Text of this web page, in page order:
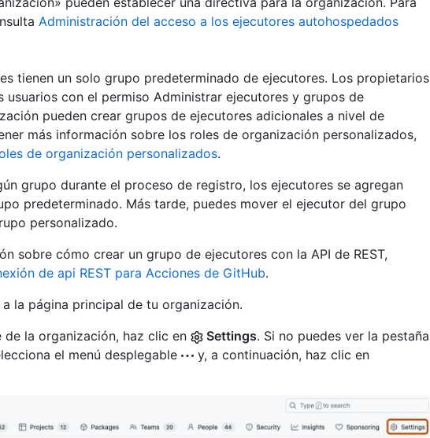
Administración del acceso a los ejecutores autohospedados
tienen un solo grupo predeterminado de ejecutores. Los propietarios
usuarios con el permiso Administrar ejecutores y grupos de
pueden crear grupos de ejecutores adicionales a nivel de
más información sobre los roles de organización personalizados,
de organización personalizados.
grupo durante el proceso de registro, los ejecutores se agregan
predeterminado. Más tarde, puedes mover el ejecutor del grupo
personalizado.
sobre cómo crear un grupo de ejecutores con la API de REST,
de api REST para Acciones de GitHub.
a la página principal de tu organización.
de la organización, haz clic en
Settings. Si no puedes ver la pestaña
el menú desplegable
y, a continuación, haz clic en